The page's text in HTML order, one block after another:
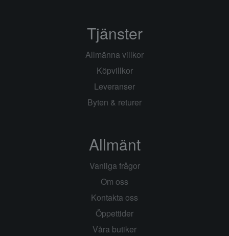
Tjänster
Allmänna villkor
Köpvillkor
Leveranser
Byten & returer
Allmänt
Vanliga frågor
Om oss
Kontakta oss
Öppettider
Våra butiker